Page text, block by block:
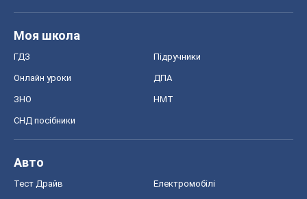
Моя школа
ГДЗ Підручники
Онлайн уроки ДПА
ЗНО НМТ
СНД посібники
Авто
Тест Драйв Електромобілі